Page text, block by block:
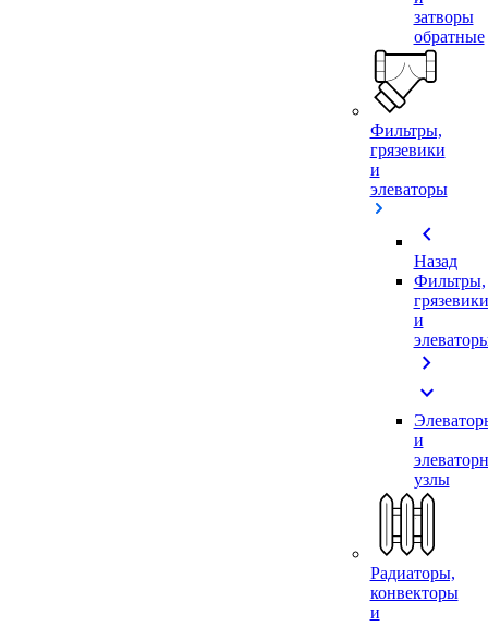
затворы
обратные
Фильтры,
грязевики
и
элеваторы
chevron_left
Назад
Фильтры,
грязевики
и
chevron_right
expand_more
и
узлы
Радиаторы,
конвекторы
и